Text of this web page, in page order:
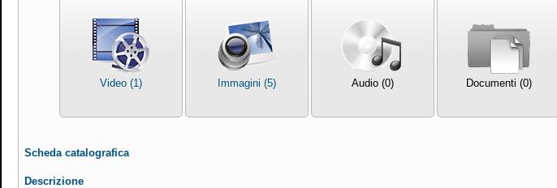
Video (1) Immagini (5) Audio (0) Documenti (0)
Scheda catalografica
Descrizione